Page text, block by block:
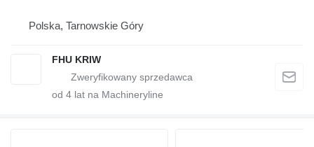
Polska, Tarnowskie Góry
FHU KRIW
od 4 lat na Machineryline